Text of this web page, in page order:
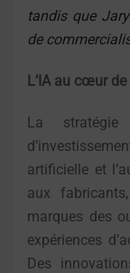
tandis que
de
L’IA au cœur
La stratégie
artificielle et
aux
marques des
expériences
Des